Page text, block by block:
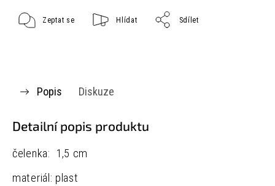
Zeptat se Hlídat Sdílet
Popis Diskuze
Detailní popis produktu
čelenka: 1,5 cm
materiál: plast